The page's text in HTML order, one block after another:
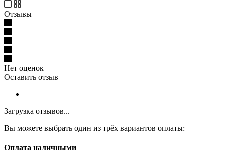
Отзывы
Нет оценок
Оставить отзыв
Загрузка отзывов...
Вы можете выбрать один из трёх вариантов оплаты:
Оплата наличными